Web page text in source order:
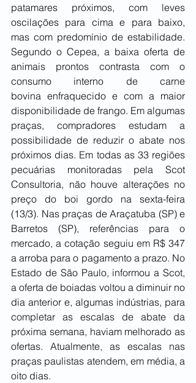
patamares próximos, com leves
oscilações para cima e para baixo,
mas com predomínio de estabilidade.
Segundo o Cepea, a baixa oferta de
animais prontos contrasta com o
consumo interno de carne
bovina enfraquecido e com a maior
disponibilidade de frango. Em algumas
praças, compradores estudam a
possibilidade de reduzir o abate nos
próximos dias. Em todas as 33 regiões
pecuárias monitoradas pela Scot
Consultoria, não houve alterações no
preço do boi gordo na sexta-feira
(13/3). Nas praças de Araçatuba (SP) e
Barretos (SP), referências para o
mercado, a cotação seguiu em R$ 347
a arroba para o pagamento a prazo. No
Estado de São Paulo, informou a Scot,
a oferta de boiadas voltou a diminuir no
dia anterior e, algumas indústrias, para
completar as escalas de abate da
próxima semana, haviam melhorado as
ofertas. Atualmente, as escalas nas
praças paulistas atendem, em média, a
oito dias.